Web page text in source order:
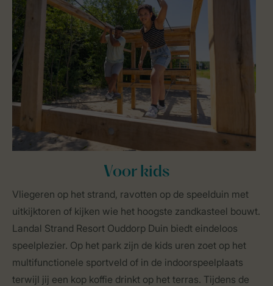
Voor kids
Vliegeren op het strand, ravotten op de speelduin met
uitkijktoren of kijken wie het hoogste zandkasteel bouwt.
Landal Strand Resort Ouddorp Duin biedt eindeloos
speelplezier. Op het park zijn de kids uren zoet op het
multifunctionele sportveld of in de indoorspeelplaats
terwijl jij een kop koffie drinkt op het terras. Tijdens de